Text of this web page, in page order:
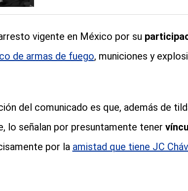
vigente en México por su
de armas de fuego, municiones y
del comunicado es que, además de
lo señalan por presuntamente tener
por la amistad que tiene JC